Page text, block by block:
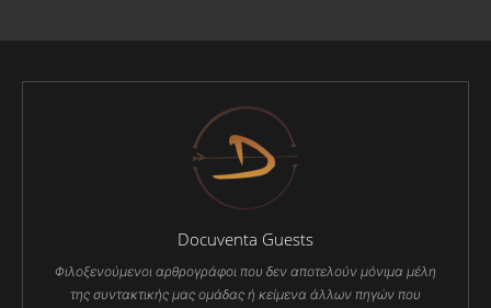
Docuventa Guests
Φιλοξενούμενοι αρθρογράφοι που δεν αποτελούν μόνιμα μέλη
της συντακτικής μας ομάδας ή κείμενα άλλων πηγών που